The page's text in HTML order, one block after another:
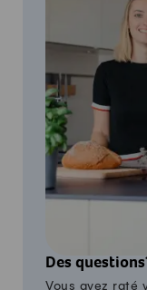
Des
Vous avez raté